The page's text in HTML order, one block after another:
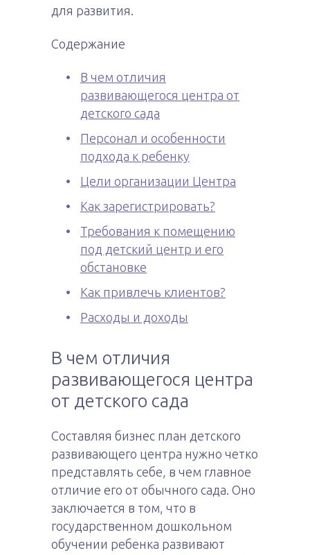
для развития.
Содержание
В чем отличия
развивающегося центра от
детского сада
Персонал и особенности
подхода к ребенку
Цели организации Центра
Как зарегистрировать?
Требования к помещению
под детский центр и его
обстановке
Как привлечь клиентов?
Расходы и доходы
В чем отличия
развивающегося центра
от детского сада
Составляя бизнес план детского
развивающего центра нужно четко
представлять себе, в чем главное
отличие его от обычного сада. Оно
заключается в том, что в
государственном дошкольном
обучении ребенка развивают